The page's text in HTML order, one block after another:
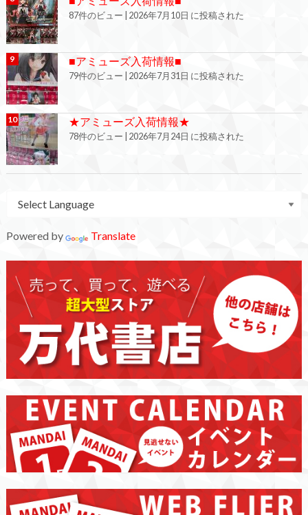
87件のビュー 2026年7月10日 に投稿された
■アミューズ入荷情報■
79件のビュー 2026年7月31日 に投稿された
★アミューズ入荷情報★
78件のビュー 2026年7月24日 に投稿された
Powered by Translate